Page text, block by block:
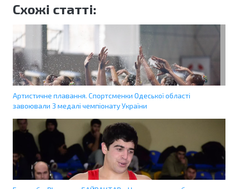
Схожі статті:
Артистичне плавання. Спортсменки Одеської області
завоювали 3 медалі чемпіонату України